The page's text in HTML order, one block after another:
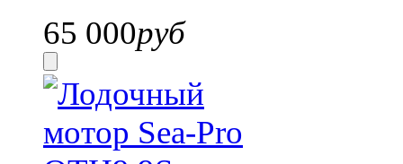
65 000руб